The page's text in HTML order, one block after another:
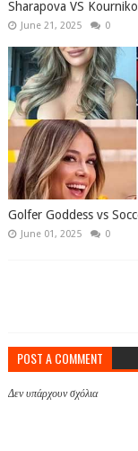
Sharapova VS
June 21, 2025 0
Golfer Goddess vs
June 01, 2025 0
POST A COMMENT
Δεν υπάρχουν σχόλια